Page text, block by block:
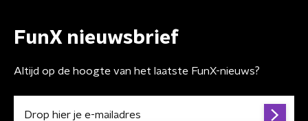
FunX nieuwsbrief
Altijd op de hoogte van het laatste FunX-nieuws?